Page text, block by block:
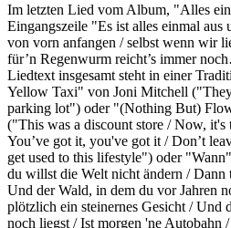
Im letzten Lied vom Album, "Alles
Eingangszeile "Es ist alles einmal
von vorn anfangen / selbst wenn wir
für’n Regenwurm reicht’s immer
Liedtext insgesamt steht in einer
Yellow Taxi" von Joni Mitchell ("They
parking lot") oder "(Nothing But)
("This was a discount store / Now,
You’ve got it, you've got it / Don’t
get used to this lifestyle") oder
du willst die Welt nicht ändern / Dann
Und der Wald, in dem du vor Jahren
plötzlich ein steinernes Gesicht / Und
noch liegst / Ist morgen 'ne Autobahn